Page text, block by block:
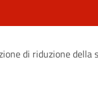
di riduzione